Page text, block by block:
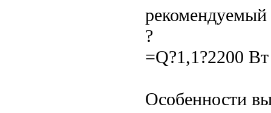
рекомендуемый
?
=Q?1,1?2200 Вт
Особенности